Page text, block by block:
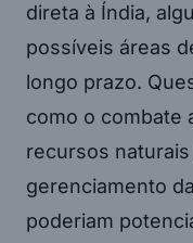
direta à Índia,
possíveis áreas
longo prazo.
como o combate
recursos
gerenciamento
poderiam